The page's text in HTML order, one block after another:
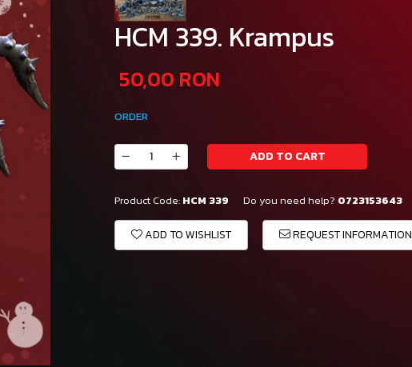
HCM 339. Krampus
50,00 RON
ORDER
ADD TO CART
Product Code: HCM 339 Do you need help? 0723153643
ADD TO WISHLIST REQUEST INFORMATION